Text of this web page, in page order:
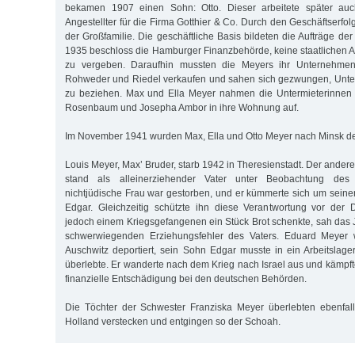
bekamen 1907 einen Sohn: Otto. Dieser arbeitete später
Angestellter für die Firma Gotthier & Co. Durch den
der Großfamilie. Die geschäftliche Basis bildeten die Aufträge
1935 beschloss die Hamburger Finanzbehörde, keine staatlichen
zu vergeben. Daraufhin mussten die Meyers ihr
Rohweder und Riedel verkaufen und sahen sich gezwungen,
zu beziehen. Max und Ella Meyer nahmen die
Rosenbaum und Josepha Ambor in ihre Wohnung auf.
Im November 1941 wurden Max, Ella und Otto Meyer nach Minsk
Louis Meyer, Max’ Bruder, starb 1942 in Theresienstadt. Der
stand als alleinerziehender Vater unter Beobachtung des
nichtjüdische Frau war gestorben, und er kümmerte sich um
Edgar. Gleichzeitig schützte ihn diese Verantwortung vor der
jedoch einem Kriegsgefangenen ein Stück Brot schenkte, sah das
schwerwiegenden Erziehungsfehler des Vaters. Eduard Meyer
Auschwitz deportiert, sein Sohn Edgar musste in ein
überlebte. Er wanderte nach dem Krieg nach Israel aus und
finanzielle Entschädigung bei den deutschen Behörden.
Die Töchter der Schwester Franziska Meyer überlebten
Holland verstecken und entgingen so der Schoah.